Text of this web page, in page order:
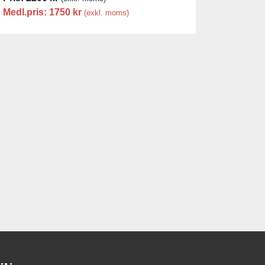
Medl.pris: 1750 kr (exkl. moms)